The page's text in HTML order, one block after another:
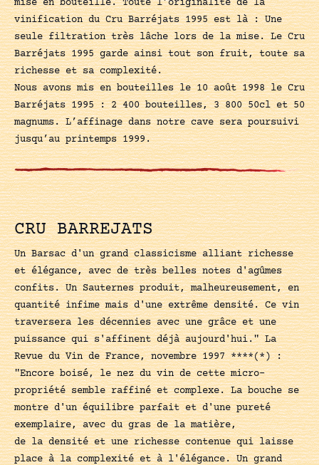
mise en bouteille. Toute l’originalité de la
vinification du Cru Barréjats 1995 est là : Une
seule filtration très lâche lors de la mise. Le Cru
Barréjats 1995 garde ainsi tout son fruit, toute sa
richesse et sa complexité.
Nous avons mis en bouteilles le 10 août 1998 le Cru
Barréjats 1995 : 2 400 bouteilles, 3 800 50cl et 50
magnums. L’affinage dans notre cave sera poursuivi
jusqu’au printemps 1999.
CRU BARREJATS
Un Barsac d'un grand classicisme alliant richesse
et élégance, avec de très belles notes d'agûmes
confits. Un Sauternes produit, malheureusement, en
quantité infime mais d'une extrême densité. Ce vin
traversera les décennies avec une grâce et une
puissance qui s'affinent déjà aujourd'hui." La
Revue du Vin de France, novembre 1997 ****(*) :
"Encore boisé, le nez du vin de cette micro-
propriété semble raffiné et complexe. La bouche se
montre d'un équilibre parfait et d'une pureté
exemplaire, avec du gras de la matière,
de la densité et une richesse contenue qui laisse
place à la complexité et à l'élégance. Un grand